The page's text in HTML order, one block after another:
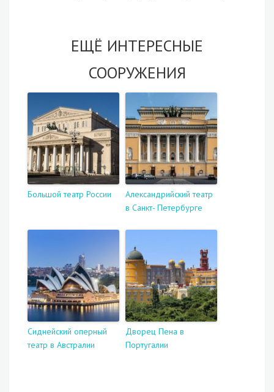
ЕЩЁ ИНТЕРЕСНЫЕ
СООРУЖЕНИЯ
Большой театр России
Александрийский театр
в Санкт- Петербурге
Сиднейский оперный
театр в Австралии
Дворец Пена в
Португалии